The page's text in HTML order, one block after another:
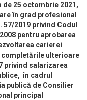
de 25 octombrie 2021,
în grad profesional
2019 privind Codul
pentru aprobarea
carierei
ulterioare
privind salarizarea
în cadrul
publică de Consilier
principal